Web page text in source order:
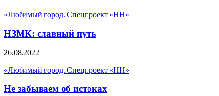
«Любимый город. Спецпроект «НН»
НЗМК: славный путь
26.08.2022
«Любимый город. Спецпроект «НН»
Не забываем об истоках